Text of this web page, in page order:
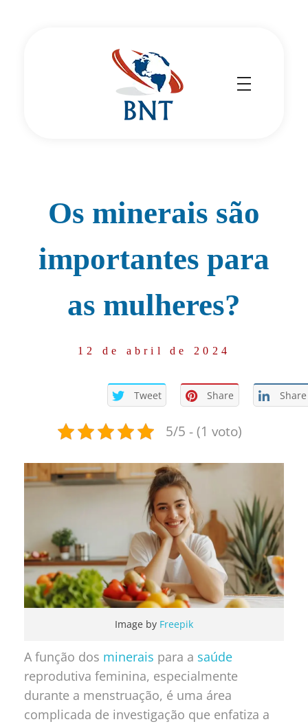
Os minerais são
importantes para
as mulheres?
12 de abril de 2024
Tweet Share Share
5/5 - (1 voto)
Image by Freepik
A função dos minerais para a saúde
reprodutiva feminina, especialmente
durante a menstruação, é uma área
complicada de investigação que enfatiza a